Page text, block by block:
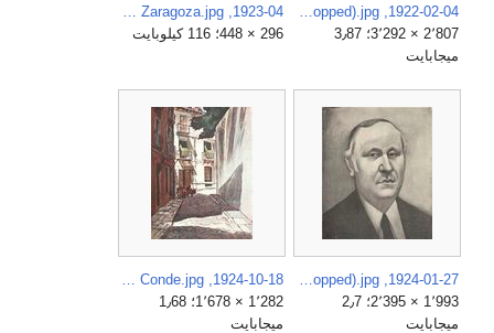
2٬807 × 3٬292؛ 3٫87
ميجابايت
296 × 448؛ 116 كيلوبايت
1٬993 × 2٬395؛ 2٫7
ميجابايت
1٬282 × 1٬678؛ 1٫68
ميجابايت